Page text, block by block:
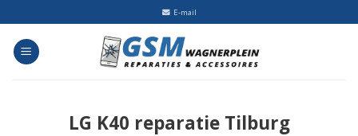
to
content
E-mail
LG K40 reparatie Tilburg